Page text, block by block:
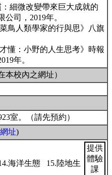
細微改變帶來巨大成就的
司，2019年。
鳥人類學家的行與思》八旗
懂：小野的人生思考》時報
年。
本校內之網址）
室。（請先預約）
址)
海洋生態 15.陸地生
提供
體驗
課